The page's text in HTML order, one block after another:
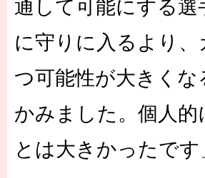
通して可能にする
に守りに入るより
つ可能性が大きく
かみました。個人
とは大きかったです